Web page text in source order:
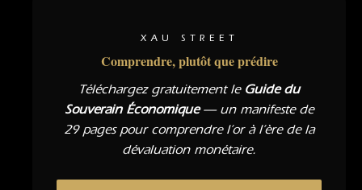
XAU STREET
Comprendre, plutôt que prédire
Téléchargez gratuitement le Guide du
Souverain Économique— un manifeste de
29 pages pour comprendre l’or à l’ère de la
dévaluation monétaire.